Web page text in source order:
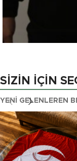
Yeni
Tüm
ŞİMDİ BAŞLA
SIZIN İÇIN
YENI GELENLER EN